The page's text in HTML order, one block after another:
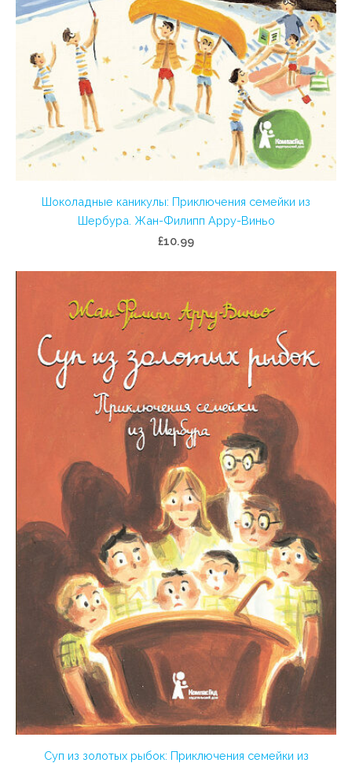
Шоколадные каникулы: Приключения семейки из
Шербура. Жан-Филипп Арру-Виньо
£10.99
Суп из золотых рыбок: Приключения семейки из